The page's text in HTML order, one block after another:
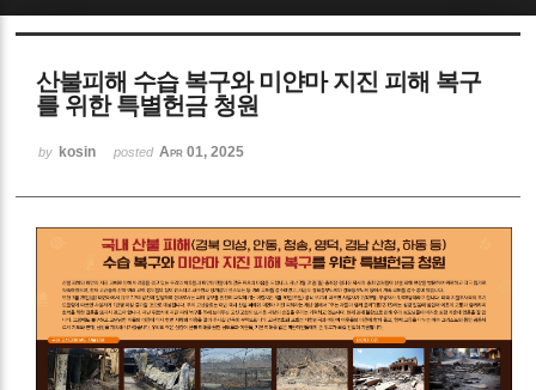
산불피해 수습 복구와 미얀마 지진 피해 복구
를 위한 특별헌금 청원
by kosin posted Apr 01, 2025
Sketchbook5, 스케치북5
Sketchbook5, 스케치북5